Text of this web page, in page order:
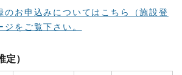
のお申込みについてはこちら（施設登
をご覧下さい。
定）